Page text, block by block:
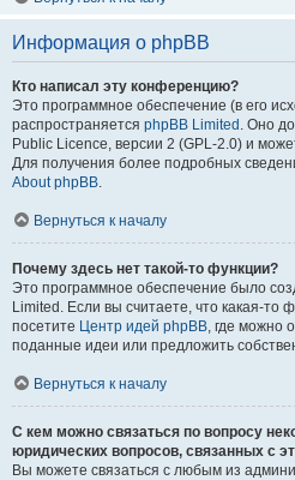
Информация о phpBB
Кто написал эту конференцию?
Это программное обеспечение (в его
распространяется phpBB Limited . Оно
Public Licence, версии 2 (GPL-2.0) и
Для получения более подробных
About phpBB.
Вернуться к началу
Почему здесь нет такой-то функции?
Это программное обеспечение было
Limited. Если вы считаете, что какая-то
посетите Центр идей phpBB, где можно
поданные идеи или предложить
Вернуться к началу
С кем можно связаться по вопросу
юридических вопросов, связанных с
Вы можете связаться с любым из